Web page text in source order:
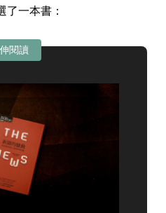
一本書：
閱讀